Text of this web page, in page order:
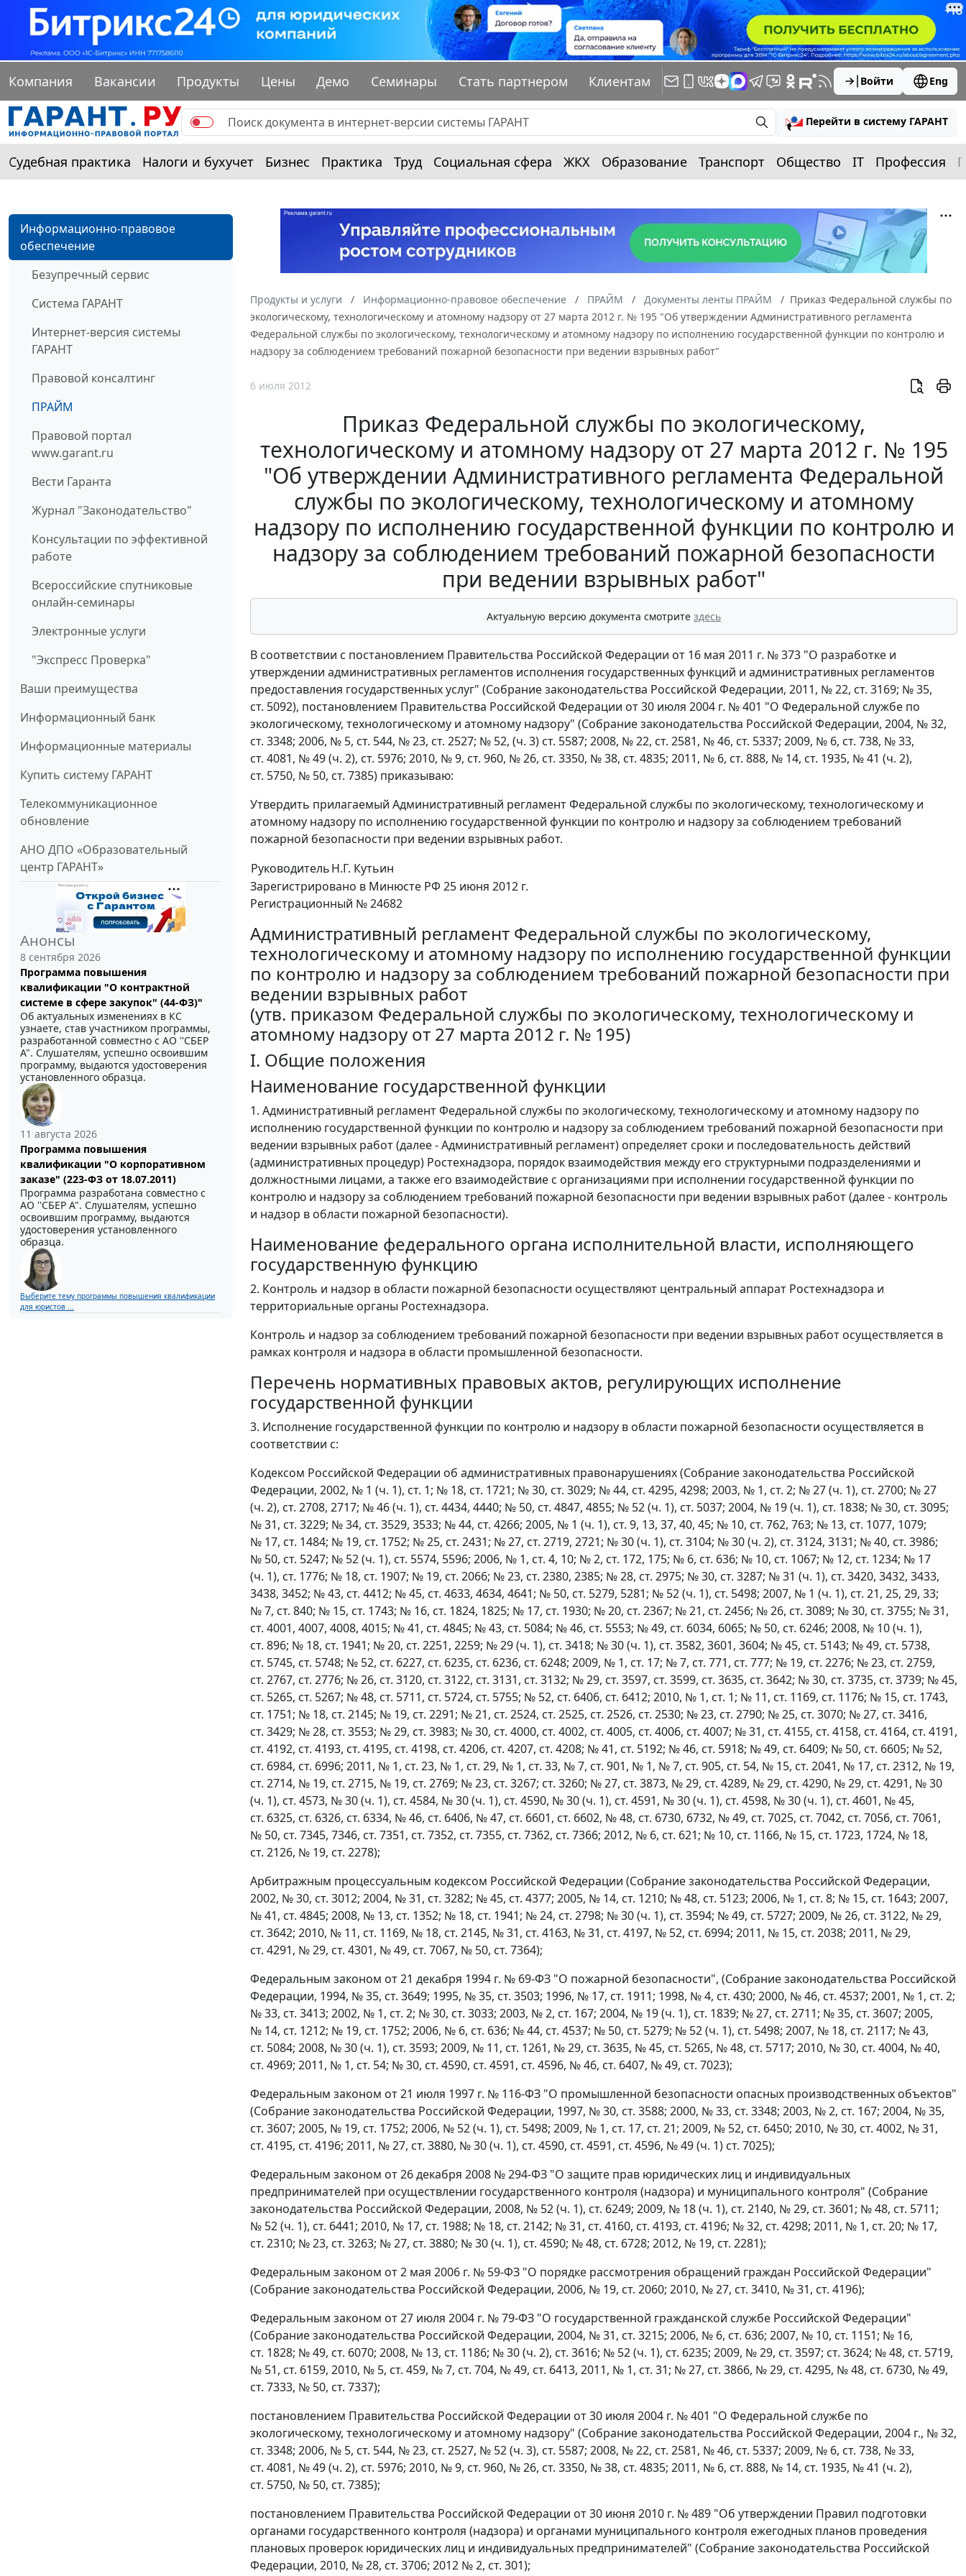
Компания Вакансии Продукты Цены Демо Семинары Стать партнером Клиентам Войти Eng
Перейти в систему ГАРАНТ
Судебная практика Налоги и бухучет Бизнес Практика Труд Социальная сфера ЖКХ Образование Транспорт Общество IT Профессия
Информационно-правовое
обеспечение
Безупречный сервис
Система ГАРАНТ
Интернет-версия системы
ГАРАНТ
Правовой консалтинг
ПРАЙМ
Правовой портал
www.garant.ru
Вести Гаранта
Журнал "Законодательство"
Консультации по эффективной
работе
Всероссийские спутниковые
онлайн-семинары
Электронные услуги
"Экспресс Проверка"
Ваши преимущества
Информационный банк
Информационные материалы
Купить систему ГАРАНТ
Телекоммуникационное
обновление
АНО ДПО «Образовательный
центр ГАРАНТ»
Анонсы
8 сентября 2026
Программа повышения
квалификации "О контрактной
системе в сфере закупок" (44-ФЗ)"
Об актуальных изменениях в КС
узнаете, став участником программы,
разработанной совместно с АО ''СБЕР
А". Слушателям, успешно освоившим
программу, выдаются удостоверения
установленного образца.
11 августа 2026
Программа повышения
квалификации "О корпоративном
заказе" (223-ФЗ от 18.07.2011)
Программа разработана совместно с
АО ''СБЕР А". Слушателям, успешно
освоившим программу, выдаются
удостоверения установленного
образца.
Выберите тему программы повышения квалификации
для юристов ...
Продукты и услуги Информационно-правовое обеспечение ПРАЙМ Документы ленты ПРАЙМ
Приказ Федеральной службы по
экологическому, технологическому и атомному надзору от 27 марта 2012 г. № 195 "Об утверждении Административного регламента
Федеральной службы по экологическому, технологическому и атомному надзору по исполнению государственной функции по контролю и
надзору за соблюдением требований пожарной безопасности при ведении взрывных работ"
6 июля 2012
Приказ Федеральной службы по экологическому,
технологическому и атомному надзору от 27 марта 2012 г. № 195
"Об утверждении Административного регламента Федеральной
службы по экологическому, технологическому и атомному
надзору по исполнению государственной функции по контролю и
надзору за соблюдением требований пожарной безопасности
при ведении взрывных работ"
Актуальную версию документа смотрите здесь
В соответствии с постановлением Правительства Российской Федерации от 16 мая 2011 г. № 373 "О разработке и
утверждении административных регламентов исполнения государственных функций и административных регламентов
предоставления государственных услуг" (Собрание законодательства Российской Федерации, 2011, № 22, ст. 3169; № 35,
ст. 5092), постановлением Правительства Российской Федерации от 30 июля 2004 г. № 401 "О Федеральной службе по
экологическому, технологическому и атомному надзору" (Собрание законодательства Российской Федерации, 2004, № 32,
ст. 3348; 2006, № 5, ст. 544, № 23, ст. 2527; № 52, (ч. 3) ст. 5587; 2008, № 22, ст. 2581, № 46, ст. 5337; 2009, № 6, ст. 738, № 33,
ст. 4081, № 49 (ч. 2), ст. 5976; 2010, № 9, ст. 960, № 26, ст. 3350, № 38, ст. 4835; 2011, № 6, ст. 888, № 14, ст. 1935, № 41 (ч. 2),
ст. 5750, № 50, ст. 7385) приказываю:
Утвердить прилагаемый Административный регламент Федеральной службы по экологическому, технологическому и
атомному надзору по исполнению государственной функции по контролю и надзору за соблюдением требований
пожарной безопасности при ведении взрывных работ.
РуководительН.Г. Кутьин
Зарегистрировано в Минюсте РФ 25 июня 2012 г.
Регистрационный № 24682
Административный регламент Федеральной службы по экологическому,
технологическому и атомному надзору по исполнению государственной функции
по контролю и надзору за соблюдением требований пожарной безопасности при
ведении взрывных работ
(утв. приказом Федеральной службы по экологическому, технологическому и
атомному надзору от 27 марта 2012 г. № 195)
I. Общие положения
Наименование государственной функции
1. Административный регламент Федеральной службы по экологическому, технологическому и атомному надзору по
исполнению государственной функции по контролю и надзору за соблюдением требований пожарной безопасности при
ведении взрывных работ (далее - Административный регламент) определяет сроки и последовательность действий
(административных процедур) Ростехнадзора, порядок взаимодействия между его структурными подразделениями и
должностными лицами, а также его взаимодействие с организациями при исполнении государственной функции по
контролю и надзору за соблюдением требований пожарной безопасности при ведении взрывных работ (далее - контроль
и надзор в области пожарной безопасности).
Наименование федерального органа исполнительной власти, исполняющего
государственную функцию
2. Контроль и надзор в области пожарной безопасности осуществляют центральный аппарат Ростехнадзора и
территориальные органы Ростехнадзора.
Контроль и надзор за соблюдением требований пожарной безопасности при ведении взрывных работ осуществляется в
рамках контроля и надзора в области промышленной безопасности.
Перечень нормативных правовых актов, регулирующих исполнение
государственной функции
3. Исполнение государственной функции по контролю и надзору в области пожарной безопасности осуществляется в
соответствии с:
Кодексом Российской Федерации об административных правонарушениях (Собрание законодательства Российской
Федерации, 2002, № 1 (ч. 1), ст. 1; № 18, ст. 1721; № 30, ст. 3029; № 44, ст. 4295, 4298; 2003, № 1, ст. 2; № 27 (ч. 1), ст. 2700; № 27
(ч. 2), ст. 2708, 2717; № 46 (ч. 1), ст. 4434, 4440; № 50, ст. 4847, 4855; № 52 (ч. 1), ст. 5037; 2004, № 19 (ч. 1), ст. 1838; № 30, ст. 3095;
№ 31, ст. 3229; № 34, ст. 3529, 3533; № 44, ст. 4266; 2005, № 1 (ч. 1), ст. 9, 13, 37, 40, 45; № 10, ст. 762, 763; № 13, ст. 1077, 1079;
№ 17, ст. 1484; № 19, ст. 1752; № 25, ст. 2431; № 27, ст. 2719, 2721; № 30 (ч. 1), ст. 3104; № 30 (ч. 2), ст. 3124, 3131; № 40, ст. 3986;
№ 50, ст. 5247; № 52 (ч. 1), ст. 5574, 5596; 2006, № 1, ст. 4, 10; № 2, ст. 172, 175; № 6, ст. 636; № 10, ст. 1067; № 12, ст. 1234; № 17
(ч. 1), ст. 1776; № 18, ст. 1907; № 19, ст. 2066; № 23, ст. 2380, 2385; № 28, ст. 2975; № 30, ст. 3287; № 31 (ч. 1), ст. 3420, 3432, 3433,
3438, 3452; № 43, ст. 4412; № 45, ст. 4633, 4634, 4641; № 50, ст. 5279, 5281; № 52 (ч. 1), ст. 5498; 2007, № 1 (ч. 1), ст. 21, 25, 29, 33;
№ 7, ст. 840; № 15, ст. 1743; № 16, ст. 1824, 1825; № 17, ст. 1930; № 20, ст. 2367; № 21, ст. 2456; № 26, ст. 3089; № 30, ст. 3755; № 31,
ст. 4001, 4007, 4008, 4015; № 41, ст. 4845; № 43, ст. 5084; № 46, ст. 5553; № 49, ст. 6034, 6065; № 50, ст. 6246; 2008, № 10 (ч. 1),
ст. 896; № 18, ст. 1941; № 20, ст. 2251, 2259; № 29 (ч. 1), ст. 3418; № 30 (ч. 1), ст. 3582, 3601, 3604; № 45, ст. 5143; № 49, ст. 5738,
ст. 5745, ст. 5748; № 52, ст. 6227, ст. 6235, ст. 6236, ст. 6248; 2009, № 1, ст. 17; № 7, ст. 771, ст. 777; № 19, ст. 2276; № 23, ст. 2759,
ст. 2767, ст. 2776; № 26, ст. 3120, ст. 3122, ст. 3131, ст. 3132; № 29, ст. 3597, ст. 3599, ст. 3635, ст. 3642; № 30, ст. 3735, ст. 3739; № 45,
ст. 5265, ст. 5267; № 48, ст. 5711, ст. 5724, ст. 5755; № 52, ст. 6406, ст. 6412; 2010, № 1, ст. 1; № 11, ст. 1169, ст. 1176; № 15, ст. 1743,
ст. 1751; № 18, ст. 2145; № 19, ст. 2291; № 21, ст. 2524, ст. 2525, ст. 2526, ст. 2530; № 23, ст. 2790; № 25, ст. 3070; № 27, ст. 3416,
ст. 3429; № 28, ст. 3553; № 29, ст. 3983; № 30, ст. 4000, ст. 4002, ст. 4005, ст. 4006, ст. 4007; № 31, ст. 4155, ст. 4158, ст. 4164, ст. 4191,
ст. 4192, ст. 4193, ст. 4195, ст. 4198, ст. 4206, ст. 4207, ст. 4208; № 41, ст. 5192; № 46, ст. 5918; № 49, ст. 6409; № 50, ст. 6605; № 52,
ст. 6984, ст. 6996; 2011, № 1, ст. 23, № 1, ст. 29, № 1, ст. 33, № 7, ст. 901, № 1, № 7, ст. 905, ст. 54, № 15, ст. 2041, № 17, ст. 2312, № 19,
ст. 2714, № 19, ст. 2715, № 19, ст. 2769; № 23, ст. 3267; ст. 3260; № 27, ст. 3873, № 29, ст. 4289, № 29, ст. 4290, № 29, ст. 4291, № 30
(ч. 1), ст. 4573, № 30 (ч. 1), ст. 4584, № 30 (ч. 1), ст. 4590, № 30 (ч. 1), ст. 4591, № 30 (ч. 1), ст. 4598, № 30 (ч. 1), ст. 4601, № 45,
ст. 6325, ст. 6326, ст. 6334, № 46, ст. 6406, № 47, ст. 6601, ст. 6602, № 48, ст. 6730, 6732, № 49, ст. 7025, ст. 7042, ст. 7056, ст. 7061,
№ 50, ст. 7345, 7346, ст. 7351, ст. 7352, ст. 7355, ст. 7362, ст. 7366; 2012, № 6, ст. 621; № 10, ст. 1166, № 15, ст. 1723, 1724, № 18,
ст. 2126, № 19, ст. 2278);
Арбитражным процессуальным кодексом Российской Федерации (Собрание законодательства Российской Федерации,
2002, № 30, ст. 3012; 2004, № 31, ст. 3282; № 45, ст. 4377; 2005, № 14, ст. 1210; № 48, ст. 5123; 2006, № 1, ст. 8; № 15, ст. 1643; 2007,
№ 41, ст. 4845; 2008, № 13, ст. 1352; № 18, ст. 1941; № 24, ст. 2798; № 30 (ч. 1), ст. 3594; № 49, ст. 5727; 2009, № 26, ст. 3122, № 29,
ст. 3642; 2010, № 11, ст. 1169, № 18, ст. 2145, № 31, ст. 4163, № 31, ст. 4197, № 52, ст. 6994; 2011, № 15, ст. 2038; 2011, № 29,
ст. 4291, № 29, ст. 4301, № 49, ст. 7067, № 50, ст. 7364);
Федеральным законом от 21 декабря 1994 г. № 69-ФЗ "О пожарной безопасности", (Собрание законодательства Российской
Федерации, 1994, № 35, ст. 3649; 1995, № 35, ст. 3503; 1996, № 17, ст. 1911; 1998, № 4, ст. 430; 2000, № 46, ст. 4537; 2001, № 1, ст. 2;
№ 33, ст. 3413; 2002, № 1, ст. 2; № 30, ст. 3033; 2003, № 2, ст. 167; 2004, № 19 (ч. 1), ст. 1839; № 27, ст. 2711; № 35, ст. 3607; 2005,
№ 14, ст. 1212; № 19, ст. 1752; 2006, № 6, ст. 636; № 44, ст. 4537; № 50, ст. 5279; № 52 (ч. 1), ст. 5498; 2007, № 18, ст. 2117; № 43,
ст. 5084; 2008, № 30 (ч. 1), ст. 3593; 2009, № 11, ст. 1261, № 29, ст. 3635, № 45, ст. 5265, № 48, ст. 5717; 2010, № 30, ст. 4004, № 40,
ст. 4969; 2011, № 1, ст. 54; № 30, ст. 4590, ст. 4591, ст. 4596, № 46, ст. 6407, № 49, ст. 7023);
Федеральным законом от 21 июля 1997 г. № 116-ФЗ "О промышленной безопасности опасных производственных объектов"
(Собрание законодательства Российской Федерации, 1997, № 30, ст. 3588; 2000, № 33, ст. 3348; 2003, № 2, ст. 167; 2004, № 35,
ст. 3607; 2005, № 19, ст. 1752; 2006, № 52 (ч. 1), ст. 5498; 2009, № 1, ст. 17, ст. 21; 2009, № 52, ст. 6450; 2010, № 30, ст. 4002, № 31,
ст. 4195, ст. 4196; 2011, № 27, ст. 3880, № 30 (ч. 1), ст. 4590, ст. 4591, ст. 4596, № 49 (ч. 1) ст. 7025);
Федеральным законом от 26 декабря 2008 № 294-ФЗ "О защите прав юридических лиц и индивидуальных
предпринимателей при осуществлении государственного контроля (надзора) и муниципального контроля" (Собрание
законодательства Российской Федерации, 2008, № 52 (ч. 1), ст. 6249; 2009, № 18 (ч. 1), ст. 2140, № 29, ст. 3601; № 48, ст. 5711;
№ 52 (ч. 1), ст. 6441; 2010, № 17, ст. 1988; № 18, ст. 2142; № 31, ст. 4160, ст. 4193, ст. 4196; № 32, ст. 4298; 2011, № 1, ст. 20; № 17,
ст. 2310; № 23, ст. 3263; № 27, ст. 3880; № 30 (ч. 1), ст. 4590; № 48, ст. 6728; 2012, № 19, ст. 2281);
Федеральным законом от 2 мая 2006 г. № 59-ФЗ "О порядке рассмотрения обращений граждан Российской Федерации"
(Собрание законодательства Российской Федерации, 2006, № 19, ст. 2060; 2010, № 27, ст. 3410, № 31, ст. 4196);
Федеральным законом от 27 июля 2004 г. № 79-ФЗ "О государственной гражданской службе Российской Федерации"
(Собрание законодательства Российской Федерации, 2004, № 31, ст. 3215; 2006, № 6, ст. 636; 2007, № 10, ст. 1151; № 16,
ст. 1828; № 49, ст. 6070; 2008, № 13, ст. 1186; № 30 (ч. 2), ст. 3616; № 52 (ч. 1), ст. 6235; 2009, № 29, ст. 3597; ст. 3624; № 48, ст. 5719,
№ 51, ст. 6159, 2010, № 5, ст. 459, № 7, ст. 704, № 49, ст. 6413, 2011, № 1, ст. 31; № 27, ст. 3866, № 29, ст. 4295, № 48, ст. 6730, № 49,
ст. 7333, № 50, ст. 7337);
постановлением Правительства Российской Федерации от 30 июля 2004 г. № 401 "О Федеральной службе по
экологическому, технологическому и атомному надзору" (Собрание законодательства Российской Федерации, 2004 г., № 32,
ст. 3348; 2006, № 5, ст. 544, № 23, ст. 2527, № 52 (ч. 3), ст. 5587; 2008, № 22, ст. 2581, № 46, ст. 5337; 2009, № 6, ст. 738, № 33,
ст. 4081, № 49 (ч. 2), ст. 5976; 2010, № 9, ст. 960, № 26, ст. 3350, № 38, ст. 4835; 2011, № 6, ст. 888, № 14, ст. 1935, № 41 (ч. 2),
ст. 5750, № 50, ст. 7385);
постановлением Правительства Российской Федерации от 30 июня 2010 г. № 489 "Об утверждении Правил подготовки
органами государственного контроля (надзора) и органами муниципального контроля ежегодных планов проведения
плановых проверок юридических лиц и индивидуальных предпринимателей" (Собрание законодательства Российской
Федерации, 2010, № 28, ст. 3706; 2012 № 2, ст. 301);